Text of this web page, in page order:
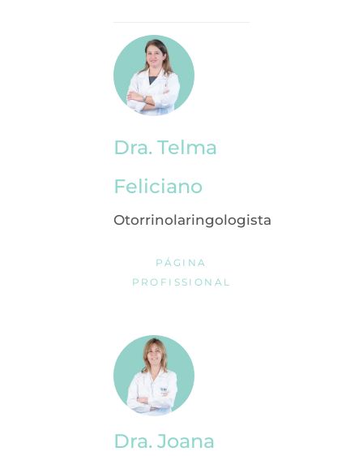
Dra. Telma
Feliciano
Otorrinolaringologista
PÁGINA
PROFISSIONAL
Dra. Joana